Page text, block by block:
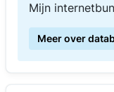
Mijn
Meer over